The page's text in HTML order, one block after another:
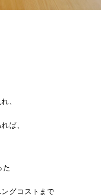
、
ば、
た
グコストまで